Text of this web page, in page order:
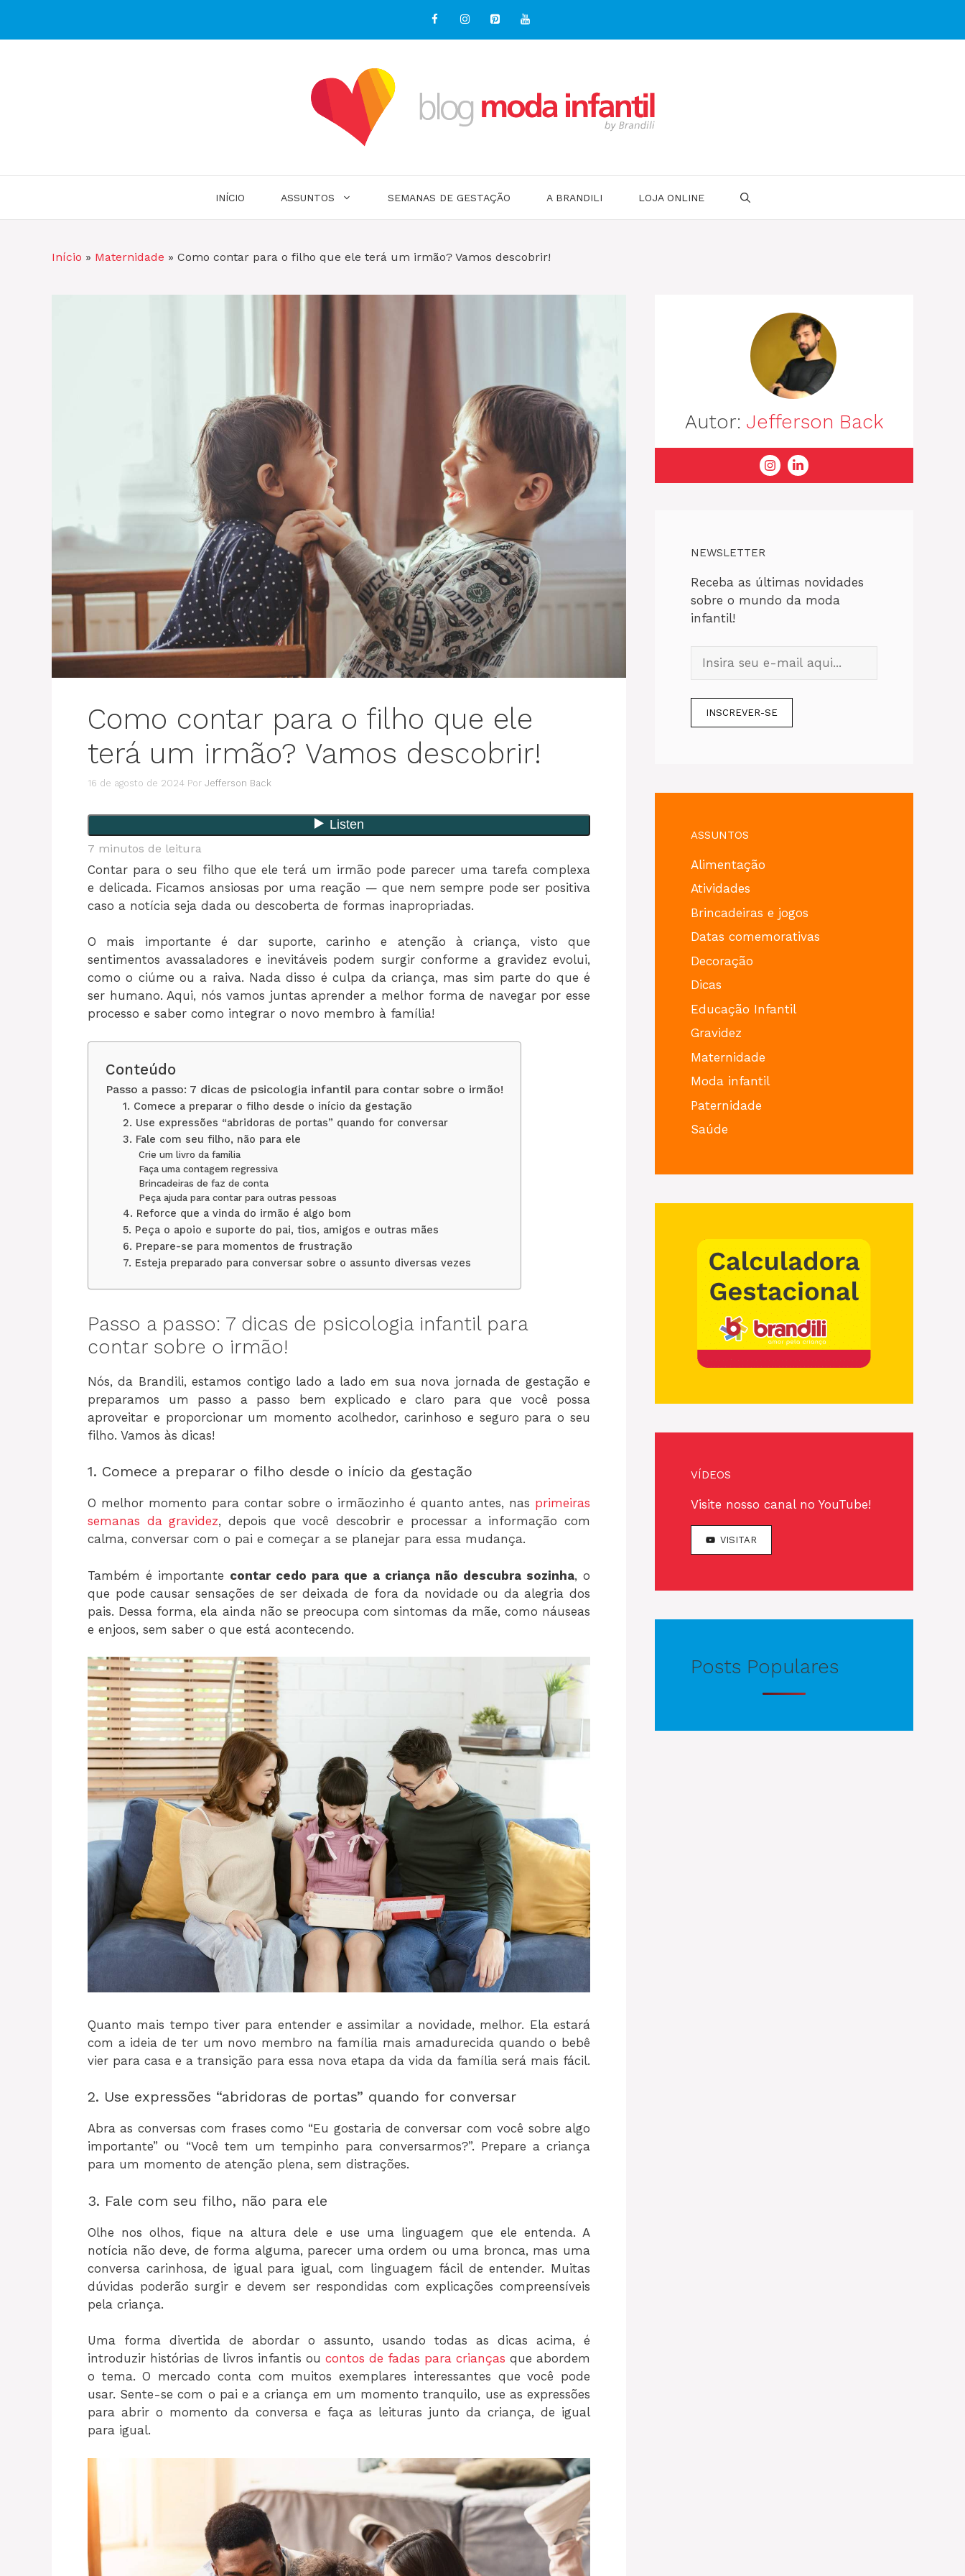
o
INÍCIO ASSUNTOS SEMANAS DE GESTAÇÃO A BRANDILI LOJA ONLINE
Início » Maternidade » Como contar para o filho que ele terá um irmão? Vamos descobrir!
Como contar para o filho que ele
terá um irmão? Vamos descobrir!
16 de agosto de 2024 Por Jefferson Back
7 minutos de leitura
Contar para o seu filho que ele terá um irmão pode parecer uma tarefa complexa
e delicada. Ficamos ansiosas por uma reação — que nem sempre pode ser positiva
caso a notícia seja dada ou descoberta de formas inapropriadas.
O mais importante é dar suporte, carinho e atenção à criança, visto que
sentimentos avassaladores e inevitáveis podem surgir conforme a gravidez evolui,
como o ciúme ou a raiva. Nada disso é culpa da criança, mas sim parte do que é
ser humano. Aqui, nós vamos juntas aprender a melhor forma de navegar por esse
processo e saber como integrar o novo membro à família!
Conteúdo
Passo a passo: 7 dicas de psicologia infantil para contar sobre o irmão!
1. Comece a preparar o filho desde o início da gestação
2. Use expressões “abridoras de portas” quando for conversar
3. Fale com seu filho, não para ele
Crie um livro da família
Faça uma contagem regressiva
Brincadeiras de faz de conta
Peça ajuda para contar para outras pessoas
4. Reforce que a vinda do irmão é algo bom
5. Peça o apoio e suporte do pai, tios, amigos e outras mães
6. Prepare-se para momentos de frustração
7. Esteja preparado para conversar sobre o assunto diversas vezes
Passo a passo: 7 dicas de psicologia infantil para
contar sobre o irmão!
Nós, da Brandili, estamos contigo lado a lado em sua nova jornada de gestação e
preparamos um passo a passo bem explicado e claro para que você possa
aproveitar e proporcionar um momento acolhedor, carinhoso e seguro para o seu
filho. Vamos às dicas!
1. Comece a preparar o filho desde o início da gestação
O melhor momento para contar sobre o irmãozinho é quanto antes, nas primeiras
semanas da gravidez, depois que você descobrir e processar a informação com
calma, conversar com o pai e começar a se planejar para essa mudança.
Também é importante contar cedo para que a criança não descubra sozinha, o
que pode causar sensações de ser deixada de fora da novidade ou da alegria dos
pais. Dessa forma, ela ainda não se preocupa com sintomas da mãe, como náuseas
e enjoos, sem saber o que está acontecendo.
Quanto mais tempo tiver para entender e assimilar a novidade, melhor. Ela estará
com a ideia de ter um novo membro na família mais amadurecida quando o bebê
vier para casa e a transição para essa nova etapa da vida da família será mais fácil.
2. Use expressões “abridoras de portas” quando for conversar
Abra as conversas com frases como “Eu gostaria de conversar com você sobre algo
importante” ou “Você tem um tempinho para conversarmos?”. Prepare a criança
para um momento de atenção plena, sem distrações.
3. Fale com seu filho, não para ele
Olhe nos olhos, fique na altura dele e use uma linguagem que ele entenda. A
notícia não deve, de forma alguma, parecer uma ordem ou uma bronca, mas uma
conversa carinhosa, de igual para igual, com linguagem fácil de entender. Muitas
dúvidas poderão surgir e devem ser respondidas com explicações compreensíveis
pela criança.
Uma forma divertida de abordar o assunto, usando todas as dicas acima, é
introduzir histórias de livros infantis ou contos de fadas para crianças que abordem
o tema. O mercado conta com muitos exemplares interessantes que você pode
usar. Sente-se com o pai e a criança em um momento tranquilo, use as expressões
para abrir o momento da conversa e faça as leituras junto da criança, de igual
para igual.
Autor: Jefferson Back
NEWSLETTER
Receba as últimas novidades
sobre o mundo da moda
infantil!
ASSUNTOS
Alimentação
Atividades
Brincadeiras e jogos
Datas comemorativas
Decoração
Dicas
Educação Infantil
Gravidez
Maternidade
Moda infantil
Paternidade
Saúde
VÍDEOS
Visite nosso canal no YouTube!
VISITAR
Posts Populares